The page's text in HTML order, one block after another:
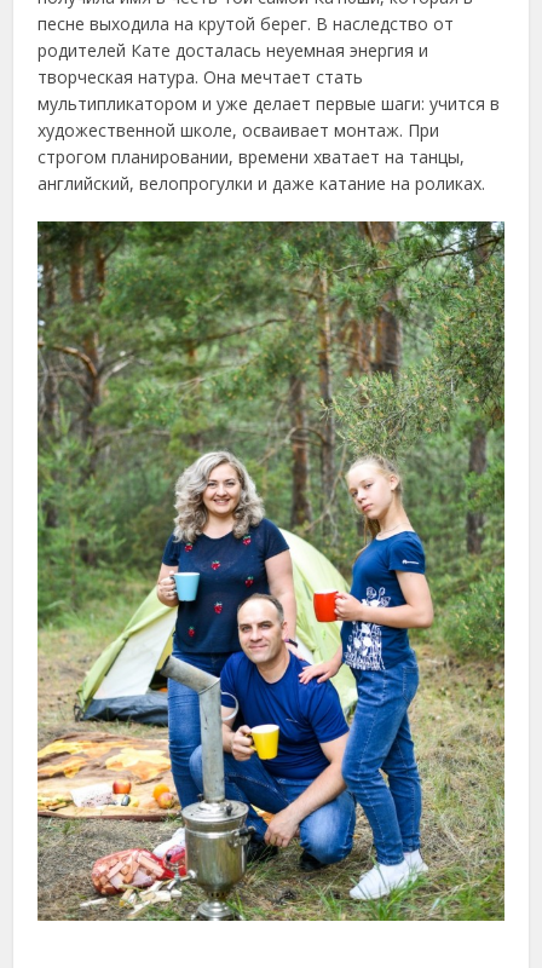
песне выходила на крутой берег. В наследство от
родителей Кате досталась неуемная энергия и
творческая натура. Она мечтает стать
мультипликатором и уже делает первые шаги: учится в
художественной школе, осваивает монтаж. При
строгом планировании, времени хватает на танцы,
английский, велопрогулки и даже катание на роликах.